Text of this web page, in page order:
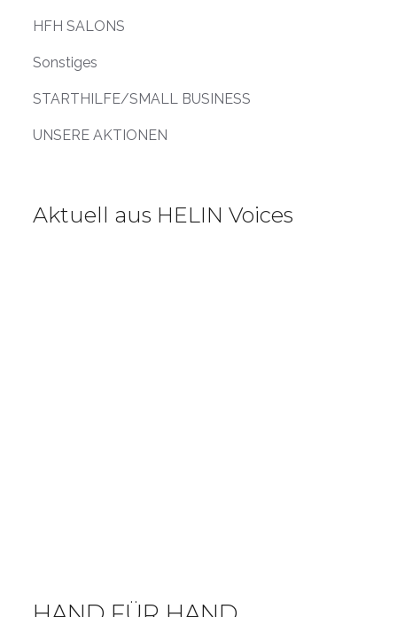
HFH SALONS
Sonstiges
STARTHILFE/SMALL BUSINESS
UNSERE AKTIONEN
Aktuell aus HELIN Voices